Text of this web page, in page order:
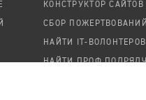
КОНСТРУКТОР САЙТОВ
СБОР ПОЖЕРТВОВАНИЙ
НАЙТИ IT-ВОЛОНТЕРОВ
НАЙТИ